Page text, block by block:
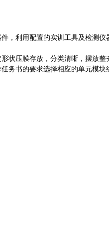
，利用配置的实训工具及检测仪
状压膜存放，分类清晰，摆放整
务书的要求选择相应的单元模块